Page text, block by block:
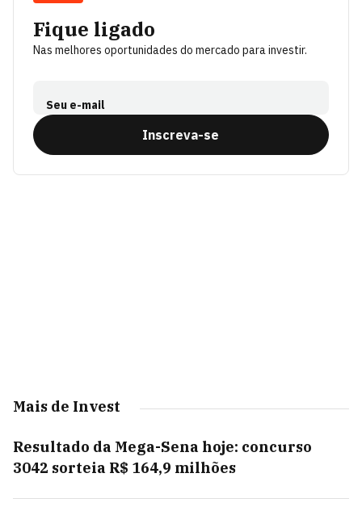
Fique ligado
Nas melhores oportunidades do mercado para investir.
Seu e-mail
Inscreva-se
Mais de Invest
Resultado da Mega-Sena hoje: concurso
3042 sorteia R$ 164,9 milhões